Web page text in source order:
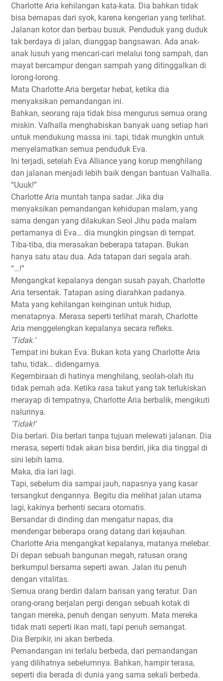
Charlotte Aria kehilangan kata-kata. Dia bahkan tidak
bisa bernapas dari syok, karena kengerian yang terlihat.
Jalanan kotor dan berbau busuk. Penduduk yang duduk
tak berdaya di jalan, dianggap bangsawan. Ada anak-
anak lusuh yang mencari-cari melalui tong sampah, dan
mayat bercampur dengan sampah yang ditinggalkan di
lorong-lorong.
Mata Charlotte Aria bergetar hebat, ketika dia
menyaksikan pemandangan ini.
Bahkan, seorang raja tidak bisa mengurus semua orang
miskin. Valhalla menghabiskan banyak uang setiap hari
untuk mendukung massa ini. tapi, tidak mungkin untuk
menyelamatkan semua penduduk Eva.
Ini terjadi, setelah Eva Alliance yang korup menghilang
dan jalanan menjadi lebih baik dengan bantuan Valhalla.
“Uuuk!”
Charlotte Aria muntah tanpa sadar. Jika dia
menyaksikan pemandangan kehidupan malam, yang
sama dengan yang dilakukan Seol Jihu pada malam
pertamanya di Eva… dia mungkin pingsan di tempat.
Tiba-tiba, dia merasakan beberapa tatapan. Bukan
hanya satu atau dua. Ada tatapan dari segala arah.
“…!”
Mengangkat kepalanya dengan susah payah, Charlotte
Aria tersentak. Tatapan asing diarahkan padanya.
Mata yang kehilangan keinginan untuk hidup,
menatapnya. Merasa seperti terlihat marah, Charlotte
Aria menggelengkan kepalanya secara refleks.
‘Tidak.’
Tempat ini bukan Eva. Bukan kota yang Charlotte Aria
tahu, tidak… didengarnya.
Kegembiraan di hatinya menghilang, seolah-olah itu
tidak pernah ada. Ketika rasa takut yang tak terlukiskan
merayap di tempatnya, Charlotte Aria berbalik, mengikuti
nalurinya.
‘Tidak!’
Dia berlari. Dia berlari tanpa tujuan melewati jalanan. Dia
merasa, seperti tidak akan bisa berdiri, jika dia tinggal di
sini lebih lama.
Maka, dia lari lagi.
Tapi, sebelum dia sampai jauh, napasnya yang kasar
tersangkut dengannya. Begitu dia melihat jalan utama
lagi, kakinya berhenti secara otomatis.
Bersandar di dinding dan mengatur napas, dia
mendengar beberapa orang datang dari kejauhan.
Charlotte Aria mengangkat kepalanya, matanya melebar.
Di depan sebuah bangunan megah, ratusan orang
berkumpul bersama seperti awan. Jalan itu penuh
dengan vitalitas.
Semua orang berdiri dalam barisan yang teratur. Dan
orang-orang berjalan pergi dengan sebuah kotak di
tangan mereka, penuh dengan senyum. Mata mereka
tidak mati seperti ikan mati, tapi penuh semangat.
Dia Berpikir, ini akan berbeda.
Pemandangan ini terlalu berbeda, dari pemandangan
yang dilihatnya sebelumnya. Bahkan, hampir terasa,
seperti dia berada di dunia yang sama sekali berbeda.